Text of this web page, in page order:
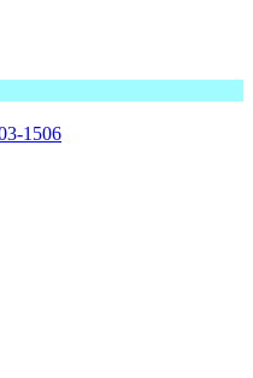
1506